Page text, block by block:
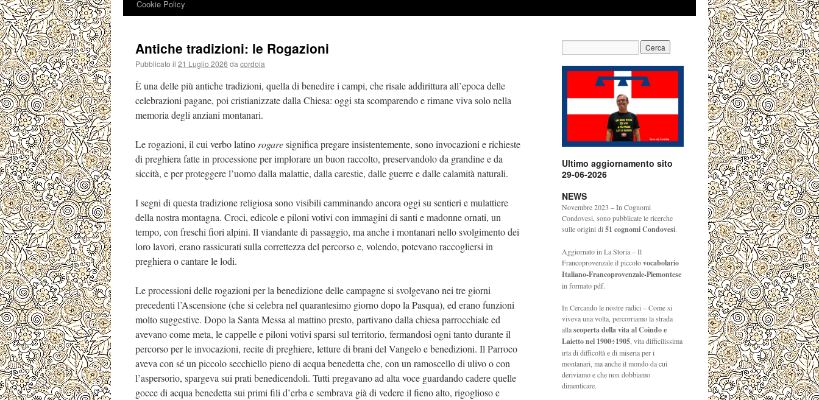
Cookie Policy
Antiche tradizioni: le Rogazioni
Pubblicato il 21 Luglio 2026 da cordola
È una delle più antiche tradizioni, quella di benedire i campi, che risale addirittura all’epoca delle
celebrazioni pagane, poi cristianizzate dalla Chiesa: oggi sta scomparendo e rimane viva solo nella
memoria degli anziani montanari.
Le rogazioni, il cui verbo latino rogaresignifica pregare insistentemente, sono invocazioni e richieste
di preghiera fatte in processione per implorare un buon raccolto, preservandolo da grandine e da
siccità, e per proteggere l’uomo dalla malattie, dalla carestie, dalle guerre e dalle calamità naturali.
I segni di questa tradizione religiosa sono visibili camminando ancora oggi su sentieri e mulattiere
della nostra montagna. Croci, edicole e piloni votivi con immagini di santi e madonne ornati, un
tempo, con freschi fiori alpini. Il viandante di passaggio, ma anche i montanari nello svolgimento dei
loro lavori, erano rassicurati sulla correttezza del percorso e, volendo, potevano raccogliersi in
preghiera o cantare le lodi.
Le processioni delle rogazioni per la benedizione delle campagne si svolgevano nei tre giorni
precedenti l’Ascensione (che si celebra nel quarantesimo giorno dopo la Pasqua), ed erano funzioni
molto suggestive. Dopo la Santa Messa al mattino presto, partivano dalla chiesa parrocchiale ed
avevano come meta, le cappelle e piloni votivi sparsi sul territorio, fermandosi ogni tanto durante il
percorso per le invocazioni, recite di preghiere, letture di brani del Vangelo e benedizioni. Il Parroco
aveva con sé un piccolo secchiello pieno di acqua benedetta che, con un ramoscello di ulivo o con
l’aspersorio, spargeva sui prati benedicendoli. Tutti pregavano ad alta voce guardando cadere quelle
gocce di acqua benedetta sui primi fili d’erba e sembrava già di vedere il fieno alto, rigoglioso e
Ultimo aggiornamento sito
29-06-2026
NEWS
Novembre 2023 – In Cognomi
Condovesi, sono pubblicate le ricerche
sulle origini di51 cognomi Condovesi.
Aggiornato in La Storia – Il
Francoprovenzale il piccolovocabolario
Italiano-Francoprovenzale-Piemontese
in formato pdf.
In Cercando le nostre radici – Come si
viveva una volta, percorriamo la strada
allascoperta della vita al Coindo e
Laietto nel 1900÷1905, vita difficilissima
irta di difficoltà e di miseria per i
montanari, ma anche il mondo da cui
deriviamo e che non dobbiamo
dimenticare.